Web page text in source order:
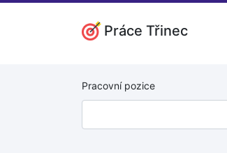
Práce Třinec
Pracovní pozice